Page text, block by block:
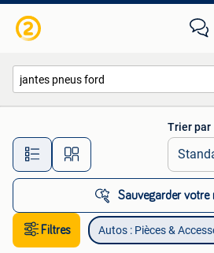
Toutes les
Trier par
Sauvegarder votre
Filtres Autos : Pièces &